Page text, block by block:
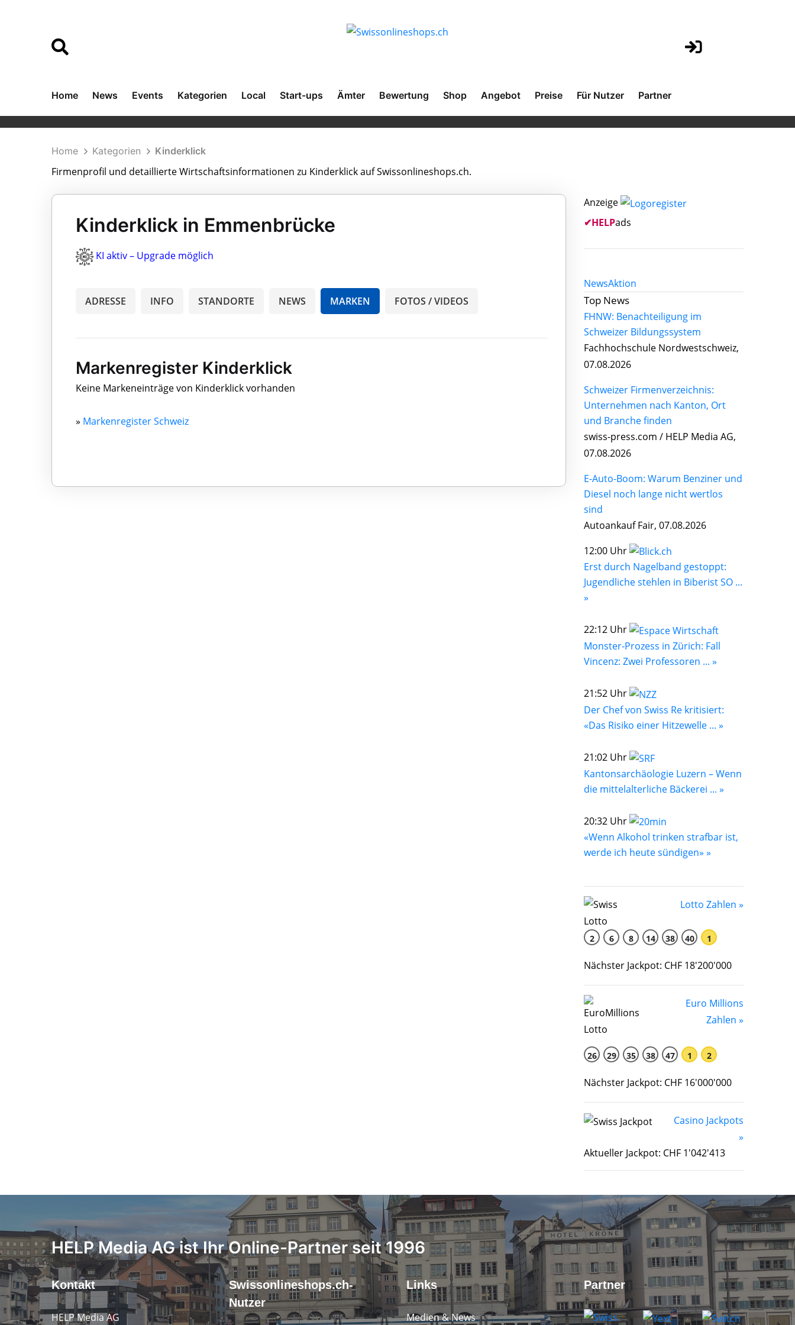
Home News Events Kategorien Local Start-ups Ämter Bewertung Shop Angebot Preise Für Nutzer Partner
Home Kategorien Kinderklick
Firmenprofil und detaillierte Wirtschaftsinformationen zu Kinderklick auf Swissonlineshops.ch.
Kinderklick in Emmenbrücke
KI aktiv – Upgrade möglich
ADRESSE INFO STANDORTE NEWS MARKEN FOTOS / VIDEOS
Markenregister Kinderklick
Keine Markeneinträge von Kinderklick vorhanden
» Markenregister Schweiz
Anzeige
✔HELPads
NewsAktion
Top News
FHNW: Benachteiligung im
Schweizer Bildungssystem
Fachhochschule Nordwestschweiz,
07.08.2026
Schweizer Firmenverzeichnis:
Unternehmen nach Kanton, Ort
und Branche finden
swiss-press.com / HELP Media AG,
07.08.2026
E-Auto-Boom: Warum Benziner und
Diesel noch lange nicht wertlos
sind
Autoankauf Fair, 07.08.2026
12:00 Uhr
Erst durch Nagelband gestoppt:
Jugendliche stehlen in Biberist SO ...
»
22:12 Uhr
Monster-Prozess in Zürich: Fall
Vincenz: Zwei Professoren ... »
21:52 Uhr
Der Chef von Swiss Re kritisiert:
«Das Risiko einer Hitzewelle ... »
21:02 Uhr
Kantonsarchäologie Luzern – Wenn
die mittelalterliche Bäckerei ... »
20:32 Uhr
«Wenn Alkohol trinken strafbar ist,
werde ich heute sündigen» »
Lotto Zahlen »
2 6 8 14 38 40 1
Nächster Jackpot: CHF 18'200'000
Euro Millions
Zahlen »
26 29 35 38 47 1 2
Nächster Jackpot: CHF 16'000'000
Casino Jackpots
»
Aktueller Jackpot: CHF 1'042'413
HELP Media AG ist Ihr Online-Partner seit 1996
Kontakt
HELP Media AG
Swissonlineshops.ch-
Nutzer
Links
Medien & News
Partner